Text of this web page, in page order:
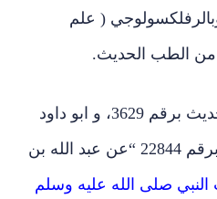
( علم
الطب الحديث.
الحديث: أخرج ابن ماجة حديث برقم 3629، و ابو داود
برقم 4160، والنص لأحمد برقم 22844 “عن عبد الله بن
صلى الله عليه وسلم